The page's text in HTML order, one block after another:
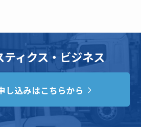
ティクス・ビジネス
し込みはこちらから